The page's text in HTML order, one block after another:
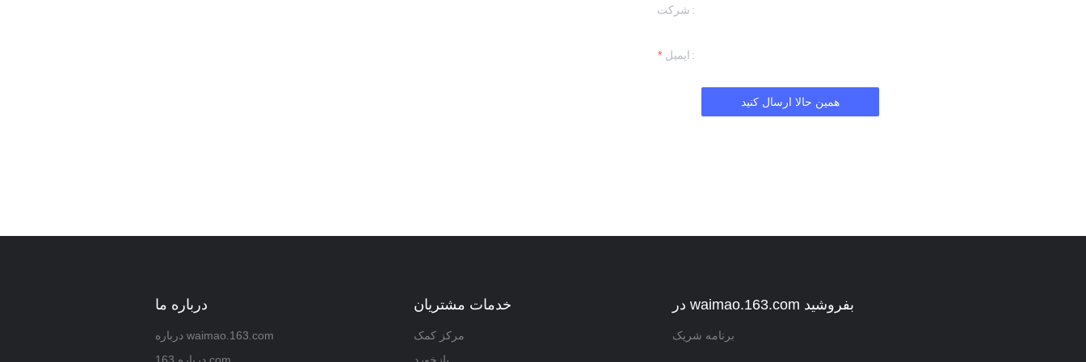
شرکت
ایمیل
همین حالا ارسال کنید
درباره ما
درباره waimao.163.com
خدمات مشتریان
مرکز کمک
در waimao.163.com بفروشید
برنامه شریک